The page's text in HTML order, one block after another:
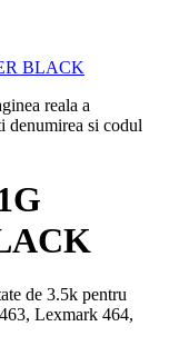
reala a
denumirea si codul
de 3.5k pentru
Lexmark 464,